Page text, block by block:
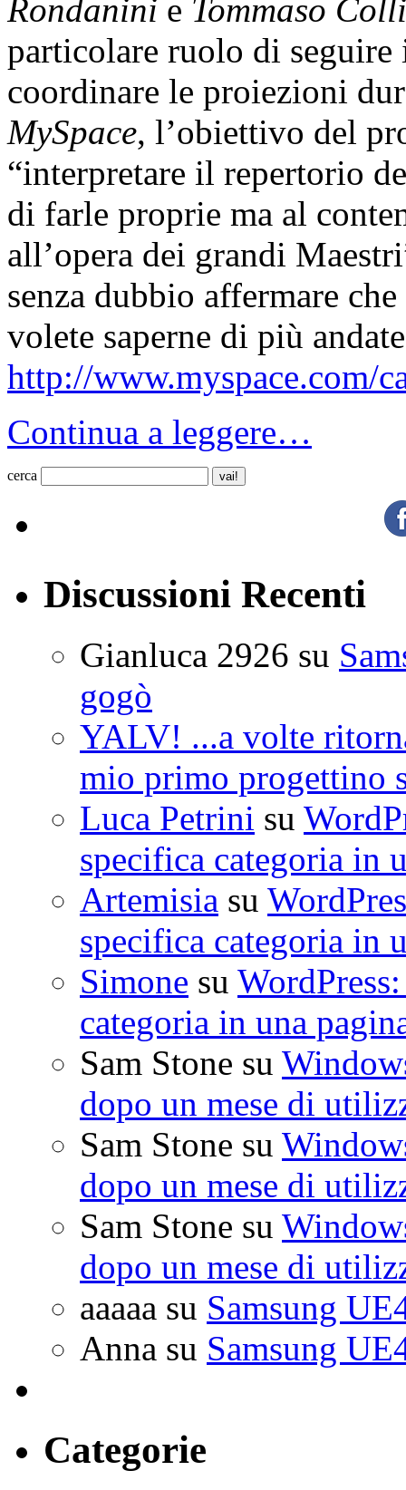
Rondanini e Tommaso
particolare ruolo di
coordinare le proiezioni
MySpace, l’obiettivo del
“interpretare il repertorio
di farle proprie ma al
all’opera dei grandi
senza dubbio affermare
volete saperne di più
http://www.myspace.com/
Continua a leggere…
cerca
Discussioni Recenti
Gianluca 2926 su
gogò
YALV! ...a volte
mio primo progettino
Luca Petrini su
specifica categoria in
Artemisia su
specifica categoria in
Simone su
categoria in una
Sam Stone su
dopo un mese di
Sam Stone su
dopo un mese di
Sam Stone su
dopo un mese di
aaaaa su Samsung
Anna su Samsung
Categorie